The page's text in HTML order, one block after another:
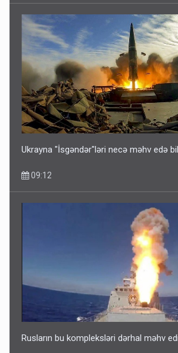
Ukrayna "İsgəndər"ləri necə məhv edə
09:12
Rusların bu kompleksləri dərhal məhv